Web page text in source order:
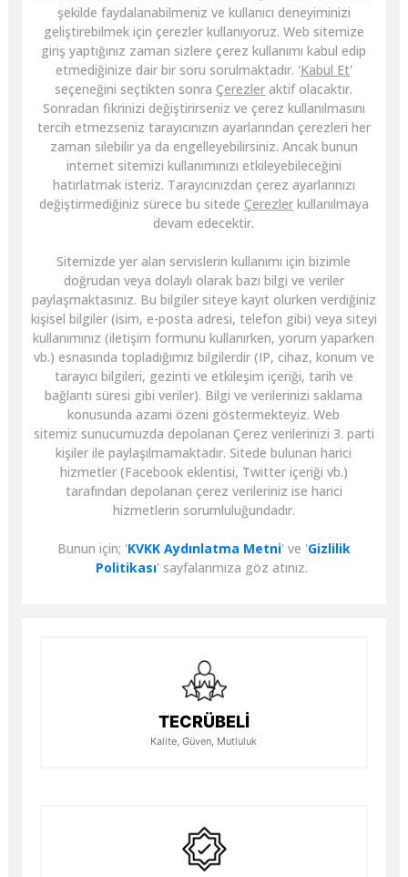
şekilde faydalanabilmeniz ve kullanıcı deneyiminizi
geliştirebilmek için çerezler kullanıyoruz. Web sitemize
giriş yaptığınız zaman sizlere çerez kullanımı kabul edip
etmediğinize dair bir soru sorulmaktadır. 'Kabul Et'
seçeneğini seçtikten sonraÇerezler aktif olacaktır.
Sonradan fikrinizi değiştirirseniz ve çerez kullanılmasını
tercih etmezseniz tarayıcınızın ayarlarından çerezleri her
zaman silebilir ya da engelleyebilirsiniz. Ancak bunun
internet sitemizi kullanımınızı etkileyebileceğini
hatırlatmak isteriz. Tarayıcınızdan çerez ayarlarınızı
değiştirmediğiniz sürece bu sitede Çerezlerkullanılmaya
devam edecektir.
Sitemizde yer alan servislerin kullanımı için bizimle
doğrudan veya dolaylı olarak bazı bilgi ve veriler
paylaşmaktasınız. Bu bilgiler siteye kayıt olurken verdiğiniz
kişisel bilgiler (isim, e-posta adresi, telefon gibi) veya siteyi
kullanımınız (iletişim formunu kullanırken, yorum yaparken
vb.) esnasında topladığımız bilgilerdir (IP, cihaz, konum ve
tarayıcı bilgileri, gezinti ve etkileşim içeriği, tarih ve
bağlantı süresi gibi veriler). Bilgi ve verilerinizi saklama
konusunda azami özeni göstermekteyiz. Web
sitemiz sunucumuzda depolanan Çerez verilerinizi 3. parti
kişiler ile paylaşılmamaktadır. Sitede bulunan harici
hizmetler (Facebook eklentisi, Twitter içeriği vb.)
tarafından depolanan çerez verileriniz ise harici
hizmetlerin sorumluluğundadır.
Bunun için; 'KVKK Aydınlatma Metni' ve 'Gizlilik
Politikası' sayfalarımıza göz atınız.
TECRÜBELİ
Kalite, Güven, Mutluluk